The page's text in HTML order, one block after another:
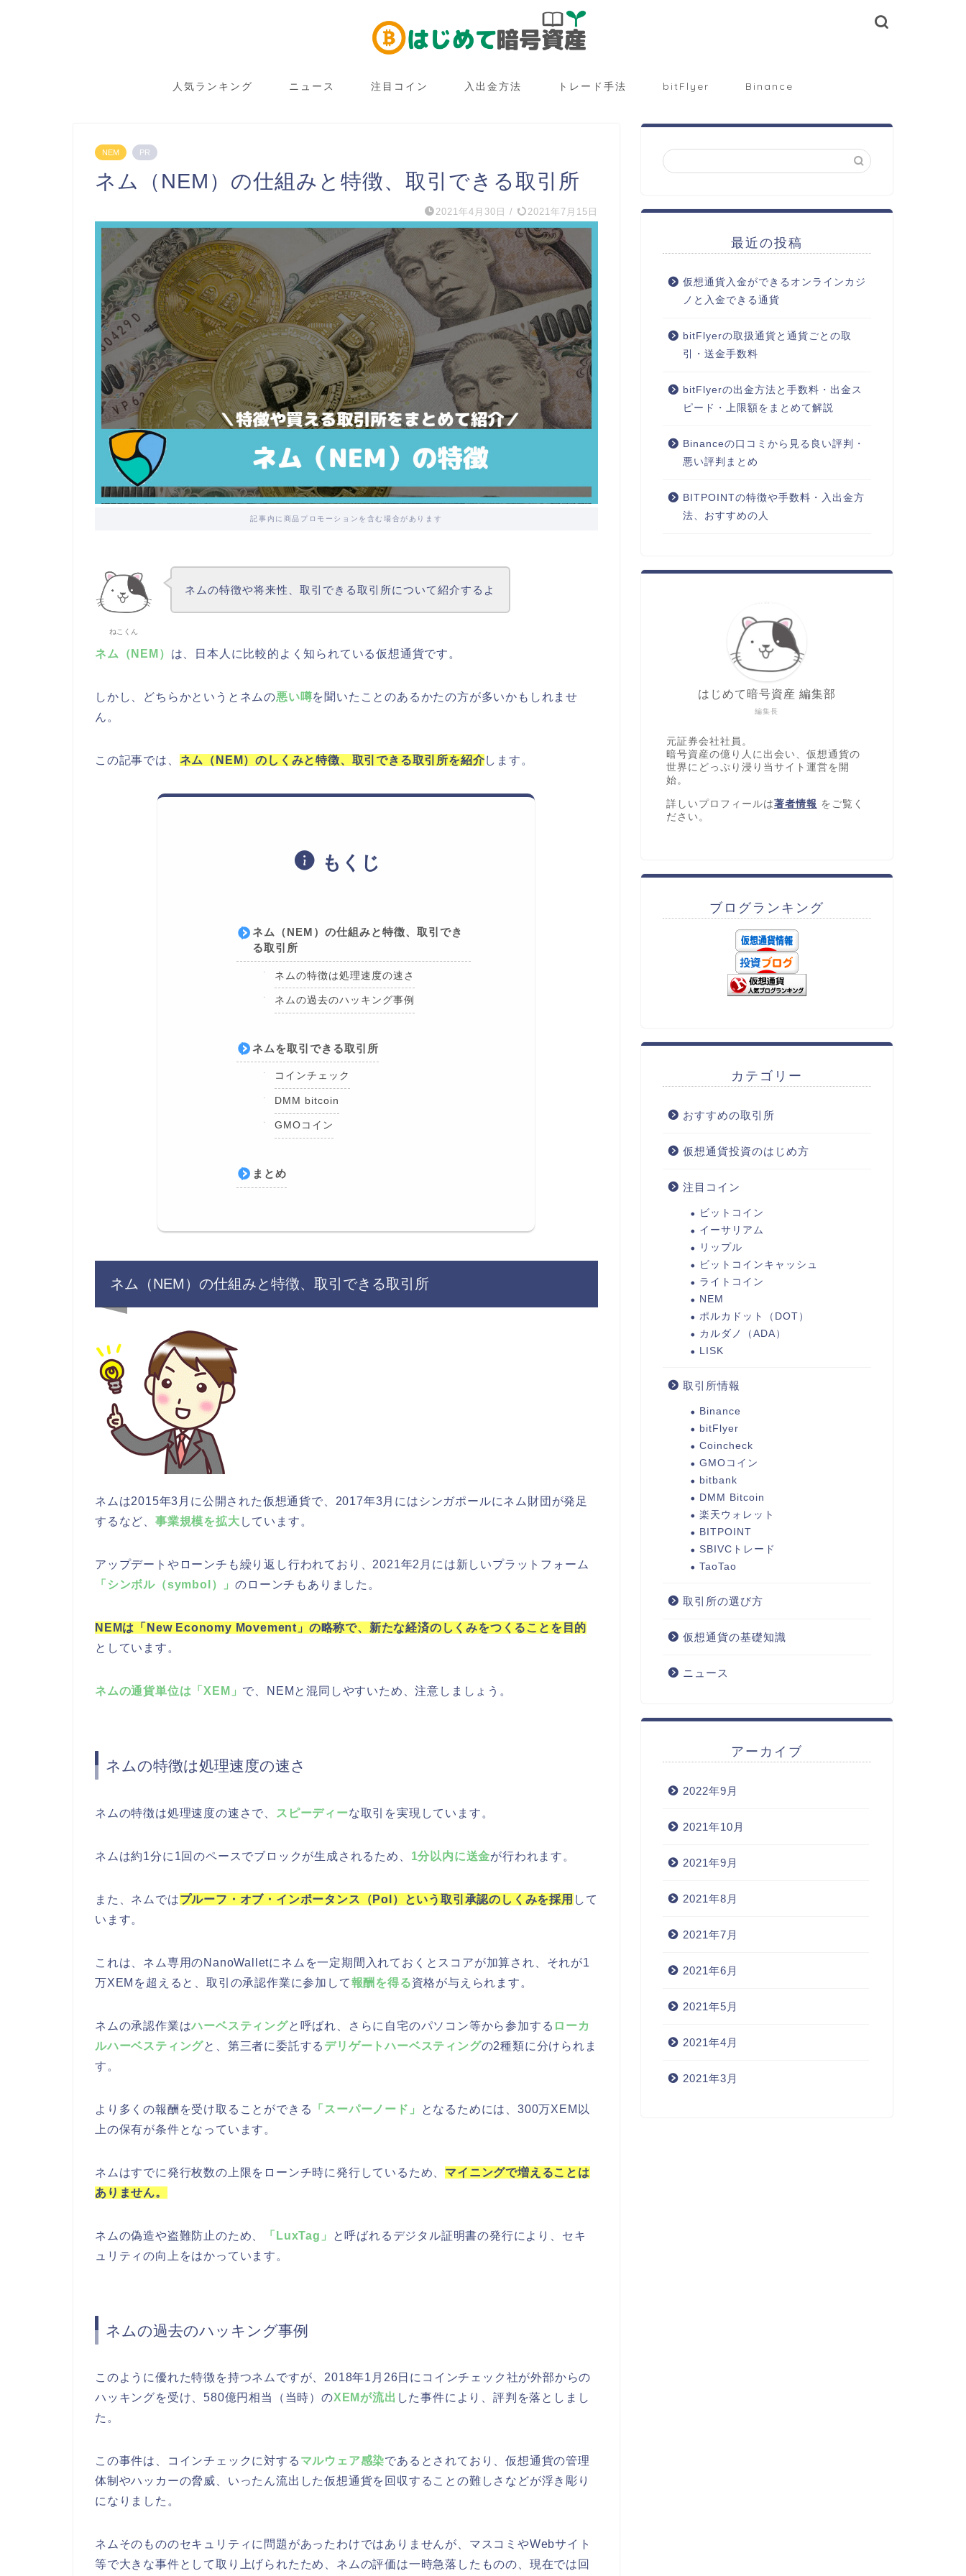
人気ランキング ニュース 注目コイン 入出金方法 トレード手法 bitFlyer Binance
NEM PR
ネム（NEM）の仕組みと特徴、取引できる取引所
2021年4月30日 / 2021年7月15日
記事内に商品プロモーションを含む場合があります
ねこくん
ネムの特徴や将来性、取引できる取引所について紹介するよ
ネム（NEM） は、日本人に比較的よく知られている仮想通貨です。
しかし、どちらかというとネムの悪い噂を聞いたことのあるかたの方が多いかもしれませ
ん。
この記事では、 ネム（NEM）のしくみと特徴、取引できる取引所を紹介します。
もくじ
ネム（NEM）の仕組みと特徴、取引でき
る取引所
ネムの特徴は処理速度の速さ
ネムの過去のハッキング事例
ネムを取引できる取引所
コインチェック
DMM bitcoin
GMOコイン
まとめ
ネム（NEM）の仕組みと特徴、取引できる取引所
ネムは2015年3月に公開された仮想通貨で、2017年3月にはシンガポールにネム財団が発足
するなど、 事業規模を拡大 しています。
アップデートやローンチも繰り返し行われており、2021年2月には新しいプラットフォーム
「シンボル（symbol）」のローンチもありました。
NEMは「New Economy Movement」の略称で、新たな経済のしくみをつくることを目的
としています。
ネムの通貨単位は「XEM」 で、NEMと混同しやすいため、注意しましょう。
ネムの特徴は処理速度の速さ
ネムの特徴は処理速度の速さで、 スピーディーな取引を実現しています。
ネムは約1分に1回のペースでブロックが生成されるため、 1分以内に送金が行われます。
また、ネムではプルーフ・オブ・インポータンス（Pol）という取引承認のしくみを採用 して
います。
これは、ネム専用のNanoWalletにネムを一定期間入れておくとスコアが加算され、それが1
万XEMを超えると、取引の承認作業に参加して報酬を得る資格が与えられます。
ネムの承認作業はハーベスティングと呼ばれ、さらに自宅のパソコン等から参加する ローカ
ルハーベスティングと、第三者に委託する デリゲートハーベスティングの2種類に分けられま
す。
より多くの報酬を受け取ることができる 「スーパーノード」
となるためには、300万XEM以
上の保有が条件となっています。
ネムはすでに発行枚数の上限をローンチ時に発行しているため、 マイニングで増えることは
ありません。
ネムの偽造や盗難防止のため、 「LuxTag」
と呼ばれるデジタル証明書の発行により、セキ
ュリティの向上をはかっています。
ネムの過去のハッキング事例
このように優れた特徴を持つネムですが、2018年1月26日にコインチェック社が外部からの
ハッキングを受け、580億円相当（当時）のXEMが流出 した事件により、評判を落としまし
た。
この事件は、コインチェックに対する マルウェア感染であるとされており、仮想通貨の管理
体制やハッカーの脅威、いったん流出した仮想通貨を回収することの難しさなどが浮き彫り
になりました。
ネムそのもののセキュリティに問題があったわけではありませんが、マスコミやWebサイト
等で大きな事件として取り上げられたため、ネムの評価は一時急落したものの、現在では回
最近の投稿
仮想通貨入金ができるオンラインカジ
ノと入金できる通貨
bitFlyerの取扱通貨と通貨ごとの取
引・送金手数料
bitFlyerの出金方法と手数料・出金ス
ピード・上限額をまとめて解説
Binanceの口コミから見る良い評判・
悪い評判まとめ
BITPOINTの特徴や手数料・入出金方
法、おすすめの人
編集長
はじめて暗号資産 編集部
元証券会社社員。
暗号資産の億り人に出会い、仮想通貨の
世界にどっぷり浸り当サイト運営を開
始。
詳しいプロフィールは著者情報 をご覧く
ださい。
ブログランキング
カテゴリー
おすすめの取引所
仮想通貨投資のはじめ方
注目コイン
ビットコイン
イーサリアム
リップル
ビットコインキャッシュ
ライトコイン
NEM
ポルカドット（DOT）
カルダノ（ADA）
LISK
取引所情報
Binance
bitFlyer
Coincheck
GMOコイン
bitbank
DMM Bitcoin
楽天ウォレット
BITPOINT
SBIVCトレード
TaoTao
取引所の選び方
仮想通貨の基礎知識
ニュース
アーカイブ
2022年9月
2021年10月
2021年9月
2021年8月
2021年7月
2021年6月
2021年5月
2021年4月
2021年3月